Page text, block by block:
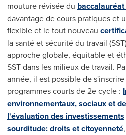
mouture révisée du
davantage de cours pratiques et
flexible et le tout nouveau
la santé et sécurité du travail
approche globale, équitable et
SST dans les milieux de travail.
année, il est possible de
programmes courts de 2e cycle :
environnementaux, sociaux et
l'évaluation des investissements
sourditude: droits et citoyenneté